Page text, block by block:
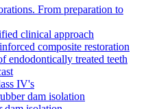
From preparation to
clinical approach
composite restoration
endodontically treated teeth
IV's
dam isolation